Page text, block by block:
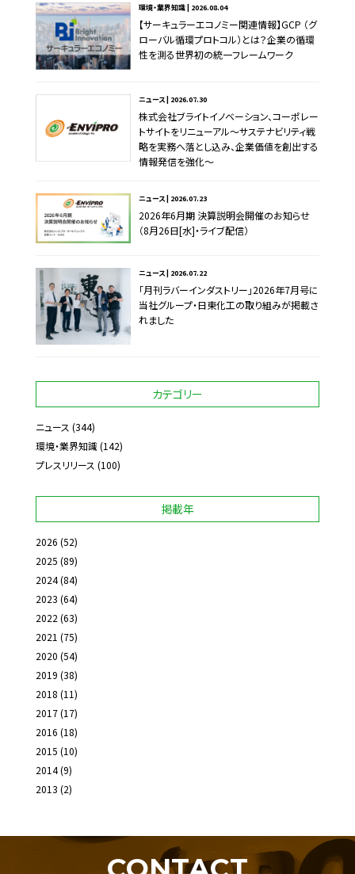
環境・業界知識 | 2026.08.04
【サーキュラーエコノミー関連情報】GCP （グ
ローバル循環プロトコル）とは？企業の循環
性を測る世界初の統一フレームワーク
ニュース | 2026.07.30
株式会社ブライトイノベーション、コーポレー
トサイトをリニューアル～サステナビリティ戦
略を実務へ落とし込み、企業価値を創出する
情報発信を強化～
ニュース | 2026.07.23
2026年6月期 決算説明会開催のお知らせ
（8月26日[水]・ライブ配信）
ニュース | 2026.07.22
「月刊ラバーインダストリー」2026年7月号に
当社グループ・日東化工の取り組みが掲載さ
れました
カテゴリー
ニュース (344)
環境・業界知識(142)
プレスリリース (100)
掲載年
2026 (52)
2025 (89)
2024(84)
2023 (64)
2022(63)
2021 (75)
2020 (54)
2019 (38)
2018 (11)
2017(17)
2016 (18)
2015 (10)
2014(9)
2013 (2)